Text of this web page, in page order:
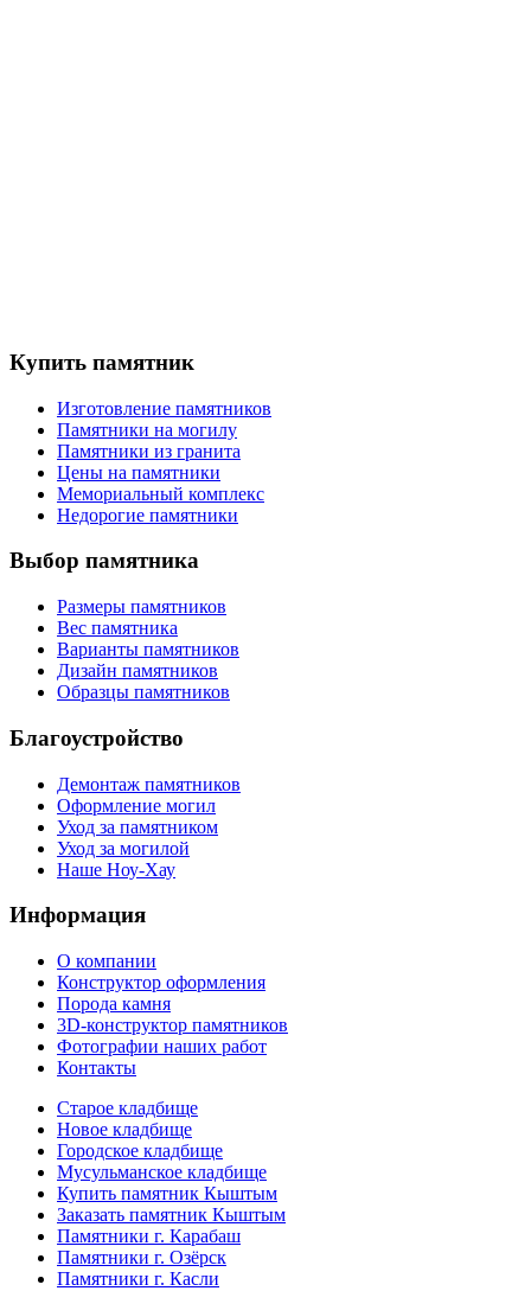
Купить памятник
Изготовление памятников
Памятники на могилу
Памятники из гранита
Цены на памятники
Мемориальный комплекс
Недорогие памятники
Выбор памятника
Размеры памятников
Вес памятника
Варианты памятников
Дизайн памятников
Образцы памятников
Благоустройство
Демонтаж памятников
Оформление могил
Уход за памятником
Уход за могилой
Наше Ноу-Хау
Информация
О компании
Конструктор оформления
Порода камня
3D-конструктор памятников
Фотографии наших работ
Контакты
Старое кладбище
Новое кладбище
Городское кладбище
Мусульманское кладбище
Купить памятник Кыштым
Заказать памятник Кыштым
Памятники г. Карабаш
Памятники г. Озёрск
Памятники г. Касли